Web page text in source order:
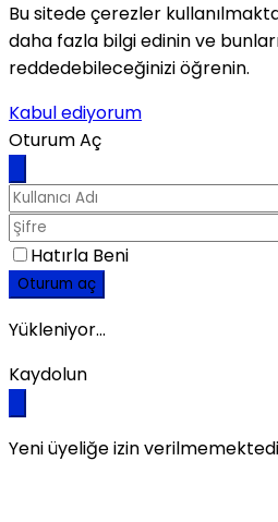
Bu sitede çerezler
daha fazla bilgi edinin ve
reddedebileceğinizi öğrenin.
Kabul ediyorum
Oturum Aç
Hatırla Beni
Oturum aç
Yükleniyor...
Kaydolun
Yeni üyeliğe izin